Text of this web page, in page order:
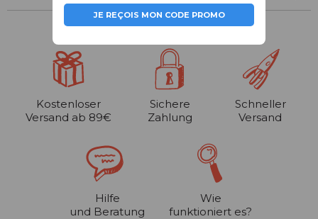
JE REÇOIS MON CODE PROMO
Kostenloser
Versand ab 89€
Sichere
Zahlung
Schneller
Versand
Hilfe
und Beratung
Wie
funktioniert es?